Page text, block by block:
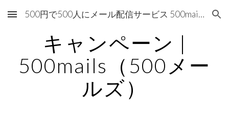
Skip to main content Skip to navigation
500円で500人にメール配信サービス 500mails（500メールズ）
キャンペーン |
500mails（500メー
ルズ）